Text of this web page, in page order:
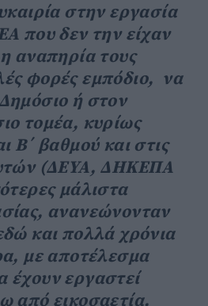
στην εργασία
που δεν την είχαν
αναπηρία τους
φορές εμπόδιο, να
ή στον
τομέα, κυρίως
Β΄ βαθμού και στις
(ΔΕΥΑ, ΔΗΚΕΠΑ
μάλιστα
ανανεώνονταν
και πολλά χρόνια
με αποτέλεσμα
εργαστεί
από εικοσαετία,